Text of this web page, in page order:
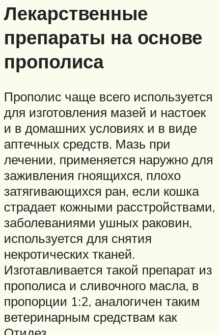
Лекарственные
препараты на основе
прополиса
Прополис чаще всего используется
для изготовления мазей и настоек
и в домашних условиях и в виде
аптечных средств. Мазь при
лечении, применяется наружно для
заживления гноящихся, плохо
затягивающихся ран, если кошка
страдает кожными расстройствами,
заболеваниями ушных раковин,
используется для снятия
некротических тканей.
Изготавливается такой препарат из
прополиса и сливочного масла, в
пропорции 1:2, аналогичен таким
ветеринарным средствам как